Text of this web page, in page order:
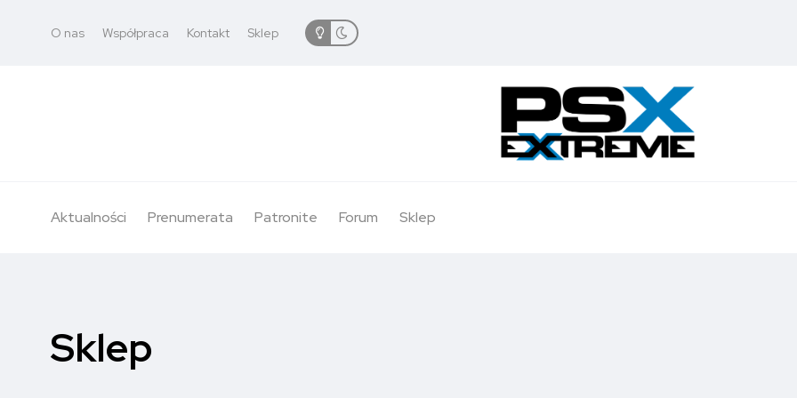
O nas Współpraca Kontakt Sklep
Aktualności Prenumerata Patronite Forum Sklep
Sklep